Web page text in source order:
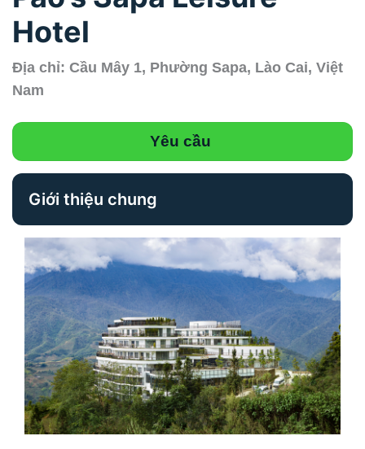
Hotel
Địa chỉ: Cầu Mây 1, Phường Sapa, Lào Cai, Việt
Nam
Yêu cầu
Giới thiệu chung